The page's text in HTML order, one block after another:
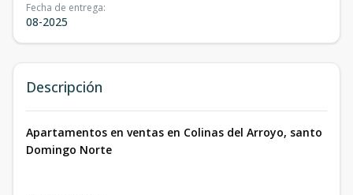
Fecha de entrega:
08-2025
Descripción
Apartamentos en ventas en Colinas del Arroyo, santo
Domingo Norte